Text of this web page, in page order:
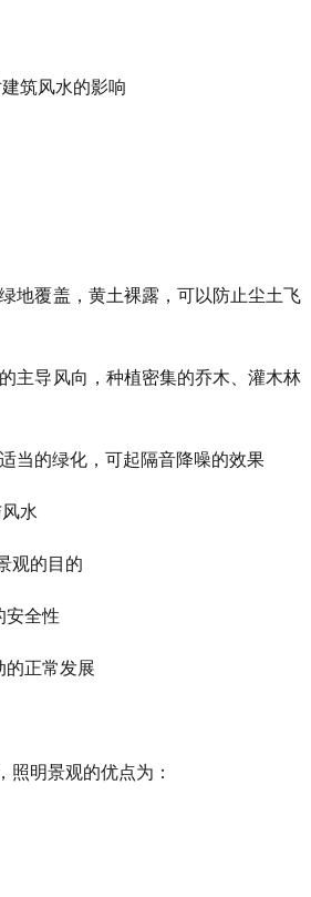
筑风水的影响
覆盖，黄土裸露，可以防止尘土飞
导风向，种植密集的乔木、灌木林
的绿化，可起隔音降噪的效果
水
的目的
全性
正常发展
明景观的优点为：